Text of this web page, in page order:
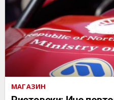
МАГАЗИН